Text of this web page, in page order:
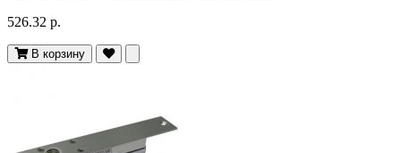
526.32 р.
В корзину